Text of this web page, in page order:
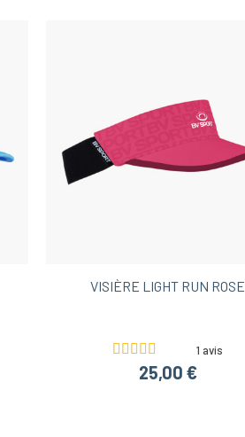
VISIÈRE LIGHT RUN ROSE
1 avis
25,00 €